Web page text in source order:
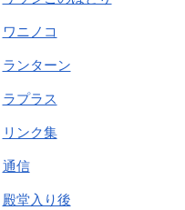
ワニノコ
ランターン
ラプラス
リンク集
通信
殿堂入り後